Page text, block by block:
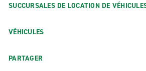
SUCCURSALES DE LOCATION DE
VÉHICULES
PARTAGER